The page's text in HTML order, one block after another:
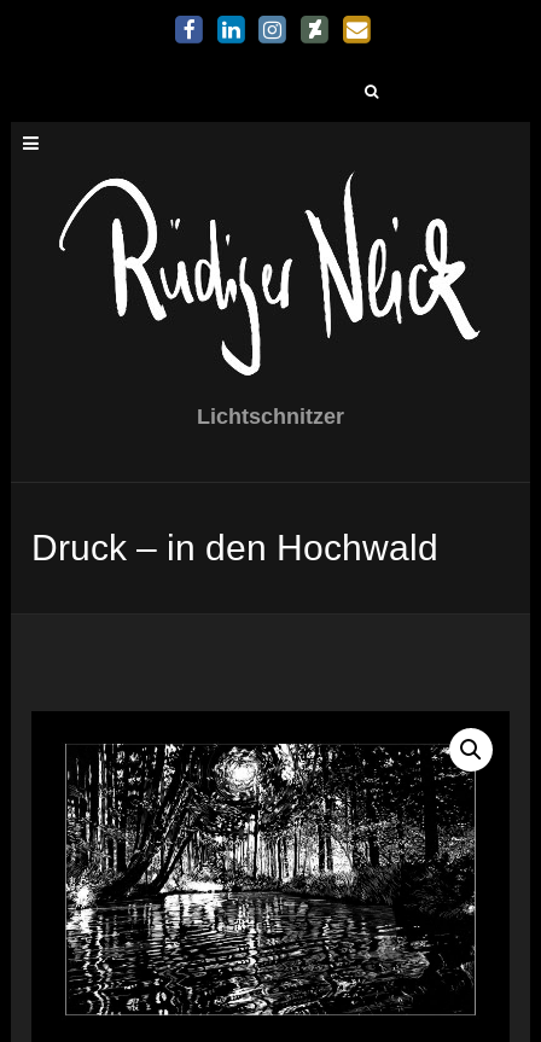
Lichtschnitzer
Druck – in den Hochwald